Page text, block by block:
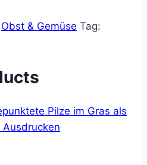
Obst & Gemüse Tag: